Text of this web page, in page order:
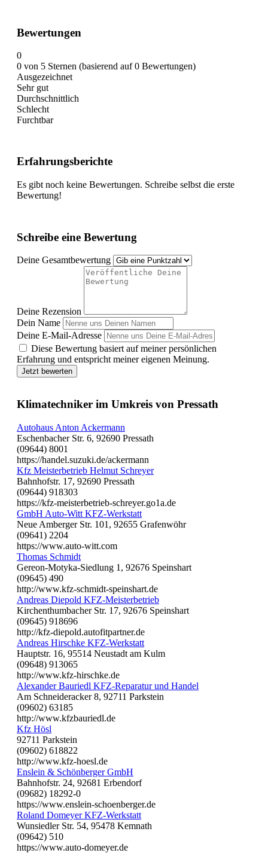
Bewertungen
0
0 von 5 Sternen (basierend auf 0 Bewertungen)
Ausgezeichnet
Sehr gut
Durchschnittlich
Schlecht
Furchtbar
Erfahrungsberichte
Es gibt noch keine Bewertungen. Schreibe selbst die erste
Bewertung!
Schreibe eine Bewertung
Deine Gesamtbewertung
Deine Rezension
Dein Name
Deine E-Mail-Adresse
Diese Bewertung basiert auf meiner persönlichen
Erfahrung und entspricht meiner eigenen Meinung.
Jetzt bewerten
Klimatechniker im Umkreis von Pressath
Autohaus Anton Ackermann
Eschenbacher Str. 6, 92690 Pressath
(09644) 8001
https://handel.suzuki.de/ackermann
Kfz Meisterbetrieb Helmut Schreyer
Bahnhofstr. 17, 92690 Pressath
(09644) 918303
https://kfz-meisterbetrieb-schreyer.go1a.de
GmbH Auto-Witt KFZ-Werkstatt
Neue Amberger Str. 101, 92655 Grafenwöhr
(09641) 2204
https://www.auto-witt.com
Thomas Schmidt
Gereon-Motyka-Siedlung 1, 92676 Speinshart
(09645) 490
http://www.kfz-schmidt-speinshart.de
Andreas Diepold KFZ-Meisterbetrieb
Kirchenthumbacher Str. 17, 92676 Speinshart
(09645) 918696
http://kfz-diepold.autofitpartner.de
Andreas Hirschke KFZ-Werkstatt
Hauptstr. 16, 95514 Neustadt am Kulm
(09648) 913065
http://www.kfz-hirschke.de
Alexander Bauriedl KFZ-Reparatur und Handel
Am Schneideracker 8, 92711 Parkstein
(09602) 63185
http://www.kfzbauriedl.de
Kfz Hösl
92711 Parkstein
(09602) 618822
http://www.kfz-hoesl.de
Enslein & Schönberger GmbH
Bahnhofstr. 24, 92681 Erbendorf
(09682) 18292-0
https://www.enslein-schoenberger.de
Roland Domeyer KFZ-Werkstatt
Wunsiedler Str. 54, 95478 Kemnath
(09642) 510
https://www.auto-domeyer.de